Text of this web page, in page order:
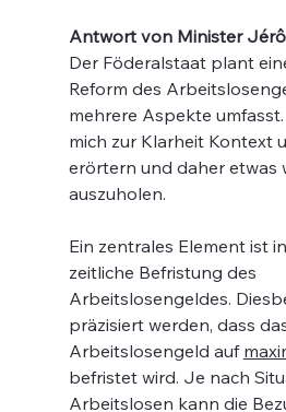
Antwort von Minister
Der Föderalstaat plant
Reform des
mehrere Aspekte umfasst.
mich zur Klarheit Kontext
erörtern und daher etwas
auszuholen.
Ein zentrales Element ist
zeitliche Befristung des
Arbeitslosengeldes.
präzisiert werden, dass
Arbeitslosengeld auf
befristet wird. Je nach
Arbeitslosen kann die